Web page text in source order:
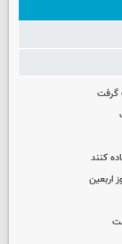
کنند
اربعین